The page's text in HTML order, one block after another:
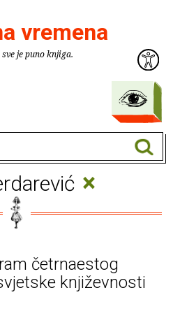
vremena
je puno knjiga.
×
četrnaestog
književnosti